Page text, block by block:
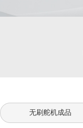
无刷舵机成品